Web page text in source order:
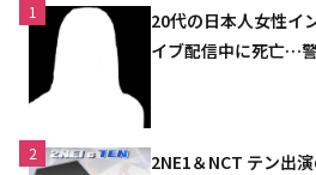
1
20代の日本人女性イ
イブ配信中に死亡…
2
2NE1＆NCT テン出